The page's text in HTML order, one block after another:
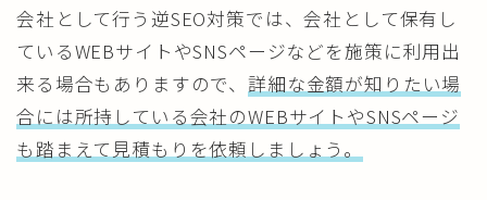
会社として行う逆SEO対策では、会社として保有し
ているWEBサイトやSNSページなどを施策に利用出
来る場合もありますので、 詳細な金額が知りたい場
合には所持している会社のWEBサイトやSNSページ
も踏まえて見積もりを依頼しましょう。